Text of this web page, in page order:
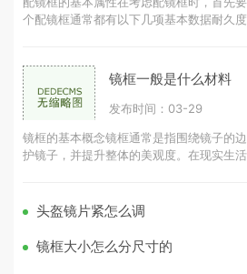
个配镜框通常都有以下几项基本数据耐久
镜框一般是什么材料
发布时间：03-29
镜框的基本概念镜框通常是指围绕镜子的
护镜子，并提升整体的美观度。在现实生
头盔镜片紧怎么调
镜框大小怎么分尺寸的